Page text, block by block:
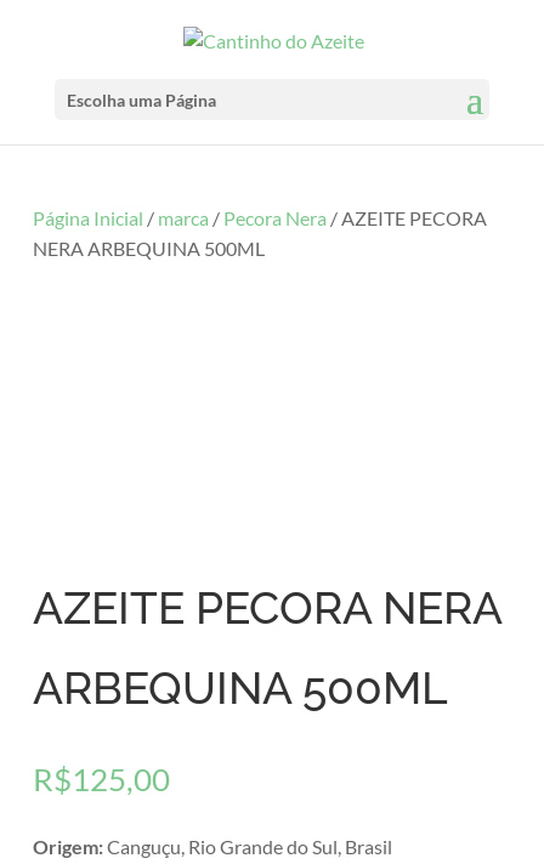
Escolha uma Página
Página Inicial / marca / Pecora Nera / AZEITE PECORA
NERA ARBEQUINA 500ML
AZEITE PECORA NERA
ARBEQUINA 500ML
R$125,00
Origem:Canguçu, Rio Grande do Sul, Brasil